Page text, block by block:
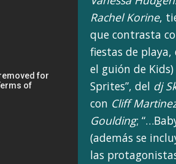
Rachel Korine,
que contrasta
fiestas de playa,
el guión de
Sprites”, del dj
con Cliff
Goulding;
(además se
las